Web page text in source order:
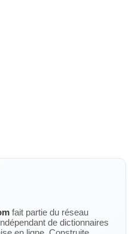
fait partie du réseau
de dictionnaires